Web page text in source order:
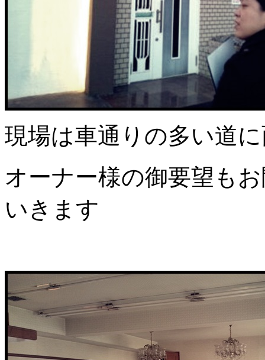
現場は車通りの多い道
オーナー様の御要望も
いきます